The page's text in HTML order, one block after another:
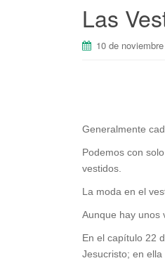
Las
10 de
Generalmente
Podemos con
vestidos.
La moda en el
Aunque hay unos
En el capítulo 22
Jesucristo; en